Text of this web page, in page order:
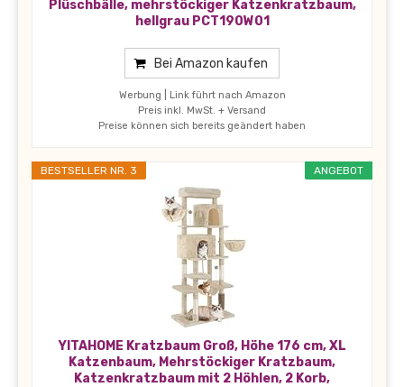
Plüschbälle, mehrstöckiger Katzenkratzbaum,
hellgrau PCT190W01
Bei Amazon kaufen
Werbung | Link führt nach Amazon
Preis inkl. MwSt. + Versand
Preise können sich bereits geändert haben
ANGEBOT
BESTSELLER NR. 3
YITAHOME Kratzbaum Groß, Höhe 176 cm, XL
Katzenbaum, Mehrstöckiger Kratzbaum,
Katzenkratzbaum mit 2 Höhlen, 2 Korb,